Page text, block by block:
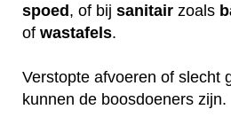
spoed, of bij sanitair zoals
of wastafels.
Verstopte afvoeren of slecht
kunnen de boosdoeners zijn.